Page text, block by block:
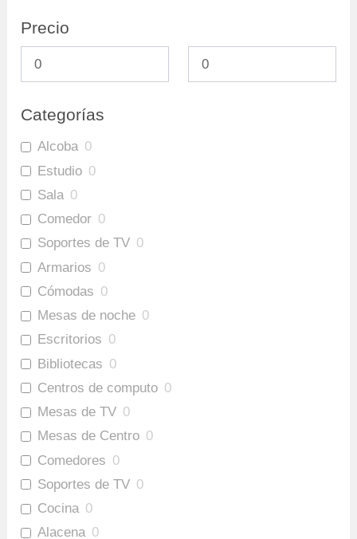
Precio
Categorías
Alcoba 0
Estudio 0
Sala 0
Comedor 0
Soportes de TV 0
Armarios 0
Cómodas 0
Mesas de noche 0
Escritorios 0
Bibliotecas 0
Centros de computo 0
Mesas de TV 0
Mesas de Centro 0
Comedores 0
Soportes de TV 0
Cocina 0
Alacena 0